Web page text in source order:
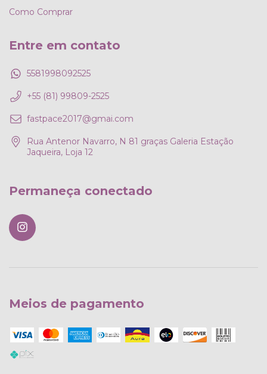
Como Comprar
Entre em contato
5581998092525
+55 (81) 99809-2525
fastpace2017@gmai.com
Rua Antenor Navarro, N 81 graças Galeria Estação
Jaqueira, Loja 12
Permaneça conectado
Meios de pagamento